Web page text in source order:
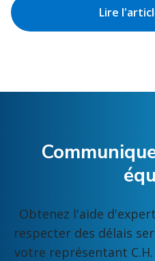
Lire
Obtenez l'aide
respecter des délais
votre représentant